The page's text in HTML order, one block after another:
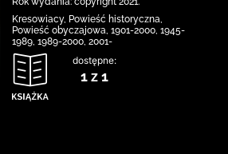
Kresowiacy, Powieść historyczna,
Powieść obyczajowa, 1901-2000, 1945-
1989, 1989-2000, 2001-
dostępne:
1 z 1